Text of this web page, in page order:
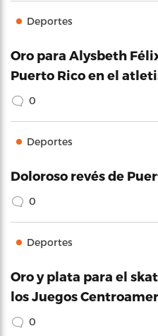
Deportes
Oro para Alysbeth
Puerto Rico en el
0
Deportes
Doloroso revés de
0
Deportes
Oro y plata para el
los Juegos
0